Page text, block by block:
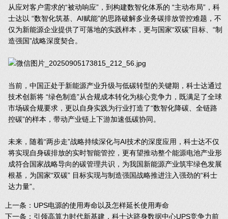
从应对客户需求的“被动响应”，到构建数智化体系的 “主动布局”，科
士达以 “数智化筑基、AI赋能”的思路破解多业务碳排放管控难题，不
仅为新能源企业提供了可落地的实践样本，更与国家“双碳”目标、“制
造强国”战略深度契合。
当前，中国正处于新能源产业升级与低碳转型的关键期，科士达通过
技术创新将 “绿色制造”从合规成本转化为核心竞争力，既满足了全球
市场碳合规要求，更以自身实践为行业打造了“数智化降碳、全链路
控碳”的样本，带动产业链上下游加速低碳协同。
未来，随着“两步走”战略持续深化与AI技术的深度应用，科士达不仅
将实现自身碳排放的实时智能管控，更有望推动整个能源电池产业形
成符合国家战略导向的碳管理共识，为我国新能源产业筑牢绿色发展
根基，为国家“双碳” 目标实现与制造强国战略推进注入强劲的“科士
达力量”。
上一条： UPS电源的使用寿命以及怎样延长使用寿命
下一条： 引领高算力时代新基建，科士达跻身数据中心UPS竞争力前